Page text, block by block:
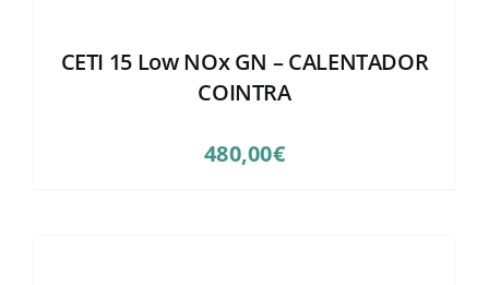
CETI 15 Low NOx GN – CALENTADOR
COINTRA
480,00€